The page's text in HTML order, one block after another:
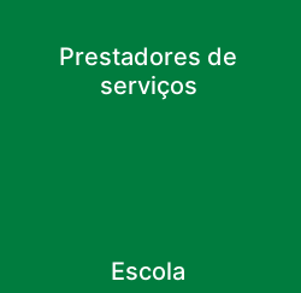
Prestadores de
serviços
Escola